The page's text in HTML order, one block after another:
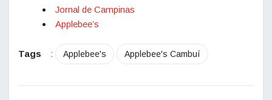
Jornal de Campinas
Applebee’s
Tags : Applebee's Applebee's Cambuí